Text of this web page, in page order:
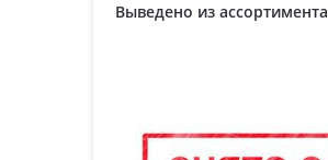
Выведено из ассортимента